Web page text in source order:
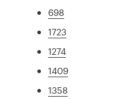
698
1723
1274
1409
1358